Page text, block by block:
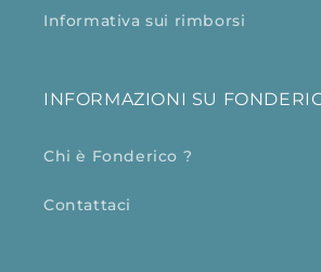
Informativa sui rimborsi
INFORMAZIONI SU
Chi è Fonderico ?
Contattaci